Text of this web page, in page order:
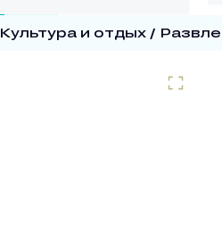
Культура и отдых /